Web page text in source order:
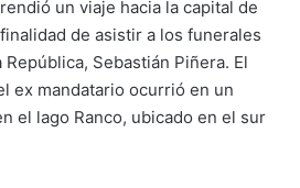
un viaje hacia la capital de
de asistir a los funerales
Sebastián Piñera. El
ex mandatario ocurrió en un
el lago Ranco, ubicado en el sur